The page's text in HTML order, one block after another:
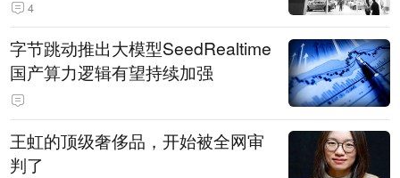
4
字节跳动推出大模型SeedRealtime
国产算力逻辑有望持续加强
王虹的顶级奢侈品，开始被全网审
判了